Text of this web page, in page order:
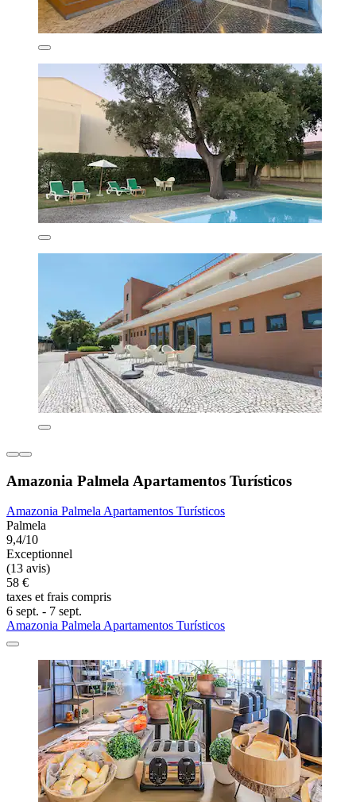
Amazonia Palmela Apartamentos Turísticos
Amazonia Palmela Apartamentos Turísticos
Palmela
9,4/10
Exceptionnel
(13 avis)
58 €
taxes et frais compris
6 sept. - 7 sept.
Amazonia Palmela Apartamentos Turísticos